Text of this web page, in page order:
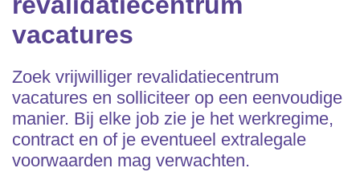
vacatures
Zoek vrijwilliger revalidatiecentrum
vacatures en solliciteer op een eenvoudige
manier. Bij elke job zie je het werkregime,
contract en of je eventueel extralegale
voorwaarden mag verwachten.